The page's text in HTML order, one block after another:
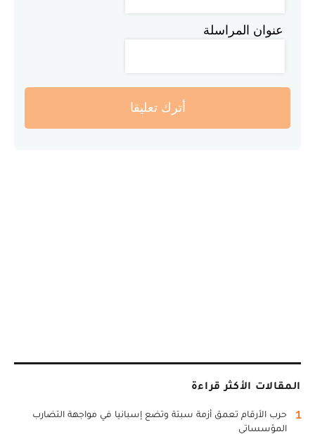
عنوان المراسلة
أترك تعليقا
المقالات الأكثر قراءة
1
حرب الأرقام تعمق أزمة سبتة وتضع إسبانيا في مواجهة التضارب
المؤسساتي